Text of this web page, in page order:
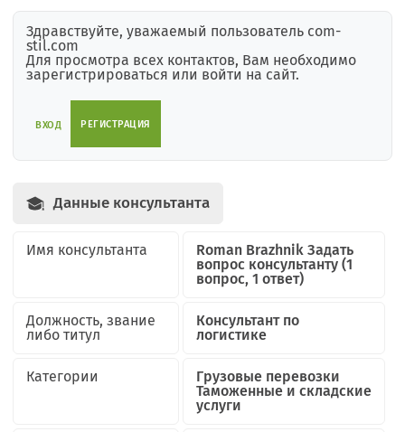
Здравствуйте, уважаемый пользователь com-
stil.com
Для просмотра всех контактов, Вам необходимо
зарегистрироваться или войти на сайт.
ВХОД РЕГИСТРАЦИЯ
Данные консультанта
Имя консультанта Roman Brazhnik Задать
вопрос консультанту (1
вопрос, 1 ответ)
Должность, звание
либо титул
Консультант по
логистике
Категории
Грузовые перевозки
Таможенные и складские
услуги